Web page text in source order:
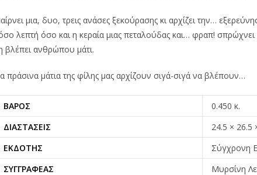
μια, δυο, τρεις ανάσες ξεκούρασης κι αρχίζει την…
λεπτή όσο και η κεραία μιας πεταλούδας και… φραπ!
βλέπει ανθρώπου μάτι.
πράσινα μάτια της φίλης μας αρχίζουν σιγά-σιγά να βλέπουν…
ΒΆΡΟΣ
0.450 κ.
ΔΙΑΣΤΆΣΕΙΣ
24.5 × 26.5
ΕΚΔΌΤΗΣ
Σύγχρονη
ΣΥΓΓΡΑΦΈΑΣ
Μυρσίνη